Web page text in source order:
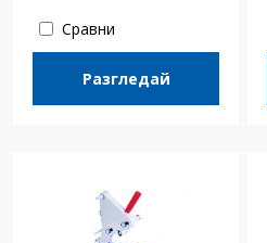
Сравни
Разгледай